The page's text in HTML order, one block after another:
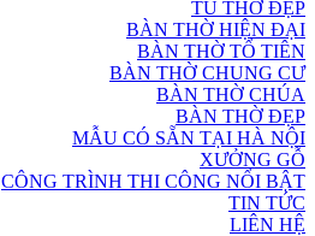
TỦ THỜ ĐẸP
BÀN THỜ HIỆN ĐẠI
BÀN THỜ TỔ TIÊN
BÀN THỜ CHUNG CƯ
BÀN THỜ CHÚA
BÀN THỜ ĐẸP
MẪU CÓ SẴN TẠI HÀ NỘI
XƯỞNG GỖ
CÔNG TRÌNH THI CÔNG NỔI BẬT
TIN TỨC
LIÊN HỆ